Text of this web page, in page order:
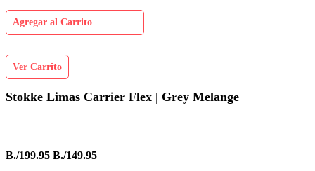
Agregar al Carrito
Ver Carrito
Stokke Limas Carrier Flex | Grey Melange
B./199.95 B./149.95